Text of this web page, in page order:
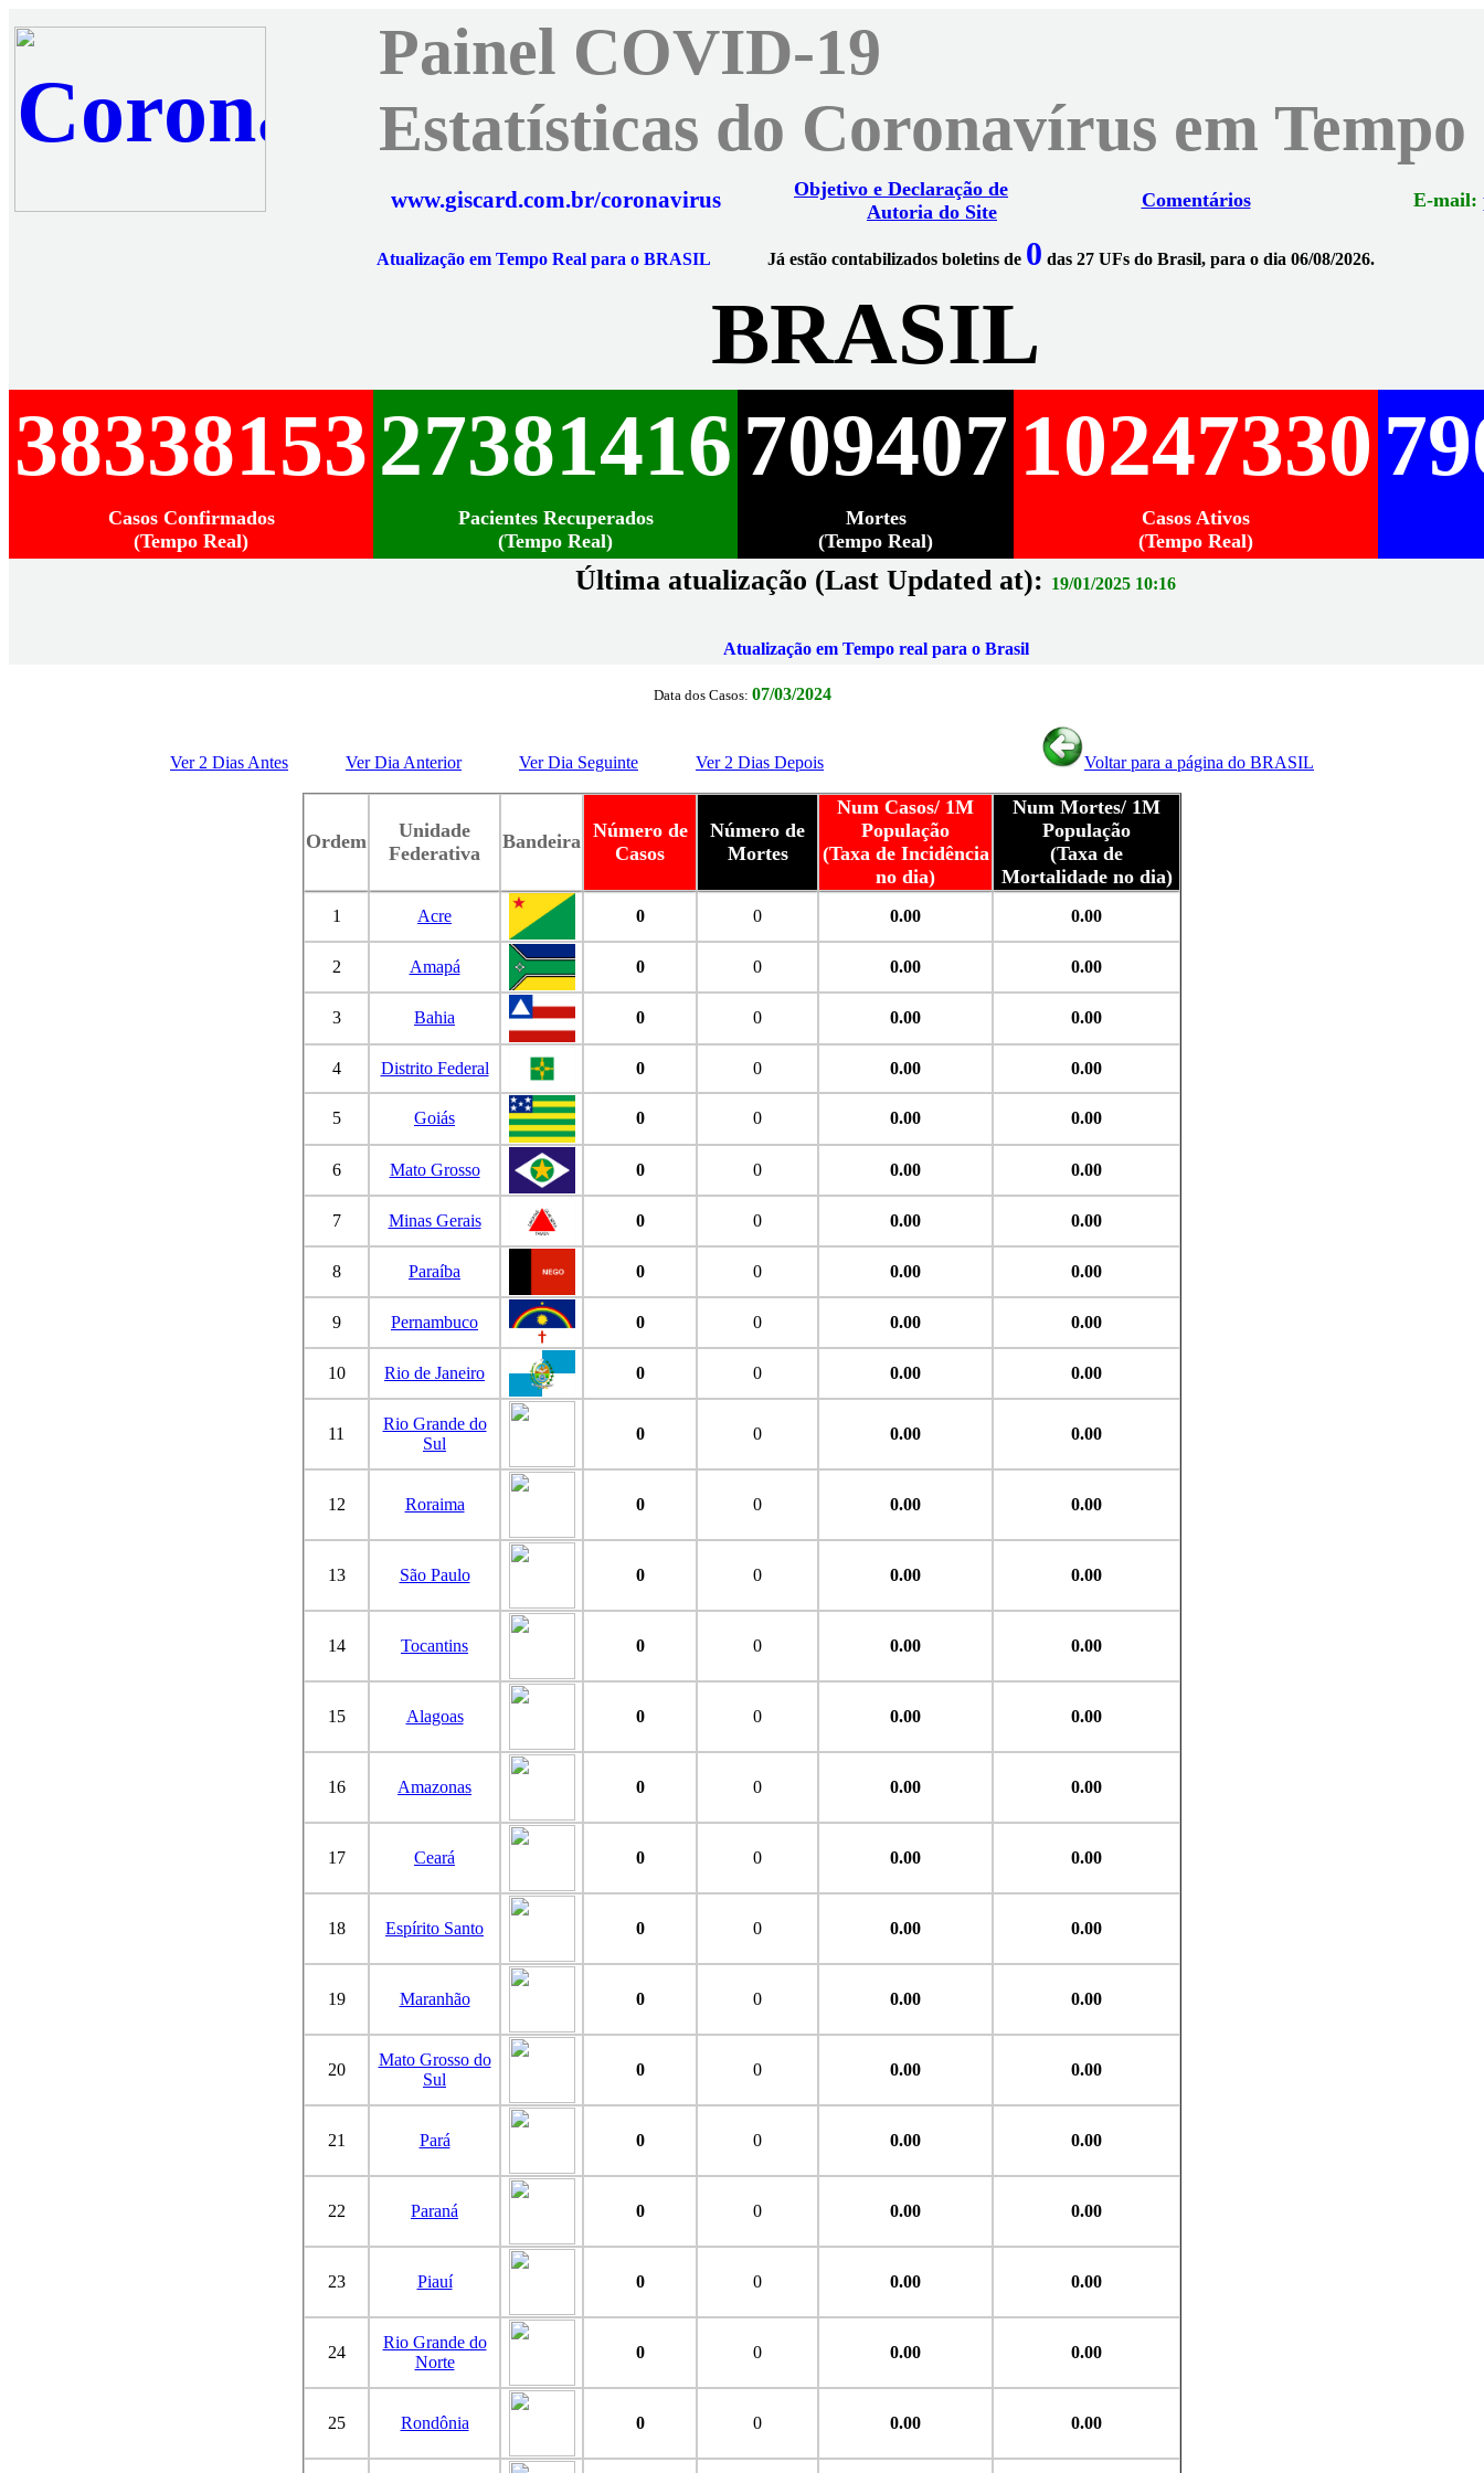
Painel COVID-19
Estatísticas do Coronavírus em Tempo
www.giscard.com.br/coronavirus
Objetivo e Declaração de
Autoria do Site
Comentários E-mail:
Atualização em Tempo Real para o BRASIL Já estão contabilizados boletins de 0 das 27 UFs do Brasil, para o dia 06/08/2026.
BRASIL
3833815327381416709407 10247330
Casos Confirmados
(Tempo Real)
Pacientes Recuperados
(Tempo Real)
Mortes
(Tempo Real)
Casos Ativos
(Tempo Real)
Última atualização (Last Updated at): 19/01/2025 10:16
Atualização em Tempo real para o Brasil
Data dos Casos: 07/03/2024
Ver 2 Dias Antes Ver Dia Anterior Ver Dia Seguinte Ver 2 Dias Depois Voltar para a página do BRASIL
Ordem
Unidade
Federativa
Bandeira Número de
Casos
Número de
Mortes
Num Casos/ 1M
População
(Taxa de Incidência
no dia)
Num Mortes/ 1M
População
(Taxa de
Mortalidade no dia)
1 Acre 0 0 0.00 0.00
2 Amapá 0 0 0.00 0.00
3 Bahia 0 0 0.00 0.00
4 Distrito Federal 0 0 0.00 0.00
5 Goiás 0 0 0.00 0.00
6 Mato Grosso 0 0 0.00 0.00
7 Minas Gerais 0 0 0.00 0.00
8 Paraíba 0 0 0.00 0.00
9 Pernambuco 0 0 0.00 0.00
10 Rio de Janeiro 0 0 0.00 0.00
11
Rio Grande do
Sul
0 0 0.00 0.00
12 Roraima 0 0 0.00 0.00
13 São Paulo 0 0 0.00 0.00
14 Tocantins 0 0 0.00 0.00
15 Alagoas 0 0 0.00 0.00
16 Amazonas 0 0 0.00 0.00
17 Ceará 0 0 0.00 0.00
18 Espírito Santo 0 0 0.00 0.00
19 Maranhão 0 0 0.00 0.00
20
Mato Grosso do
Sul
0 0 0.00 0.00
21 Pará 0 0 0.00 0.00
22 Paraná 0 0 0.00 0.00
23 Piauí 0 0 0.00 0.00
24
Rio Grande do
Norte
0 0 0.00 0.00
25 Rondônia 0 0 0.00 0.00